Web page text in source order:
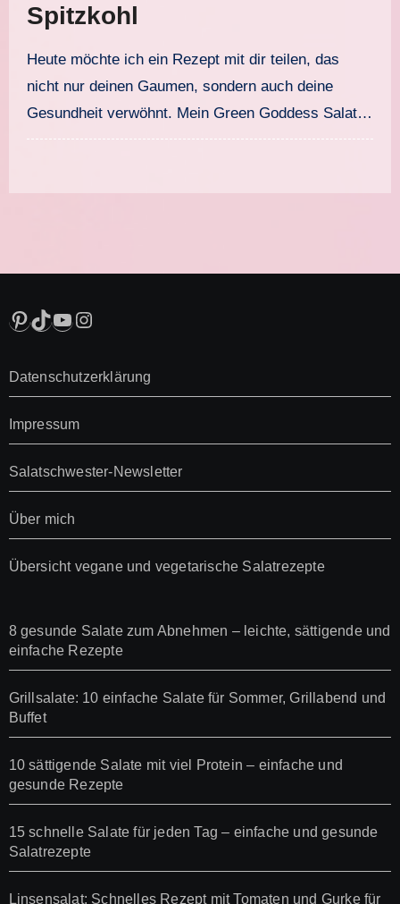
Spitzkohl
Heute möchte ich ein Rezept mit dir teilen, das
nicht nur deinen Gaumen, sondern auch deine
Gesundheit verwöhnt. Mein Green Goddess Salat…
Pinterest
TikTok
YouTube
Instagram
Datenschutzerklärung
Impressum
Salatschwester-Newsletter
Über mich
Übersicht vegane und vegetarische Salatrezepte
8 gesunde Salate zum Abnehmen – leichte, sättigende und
einfache Rezepte
Grillsalate: 10 einfache Salate für Sommer, Grillabend und
Buffet
10 sättigende Salate mit viel Protein – einfache und
gesunde Rezepte
15 schnelle Salate für jeden Tag – einfache und gesunde
Salatrezepte
Linsensalat: Schnelles Rezept mit Tomaten und Gurke für